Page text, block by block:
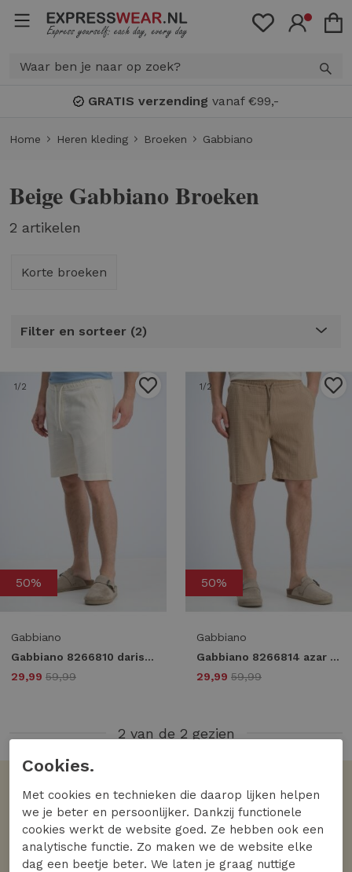
GRATIS verzending vanaf €99,-
Home Heren kleding Broeken Gabbiano
Beige Gabbiano Broeken
2 artikelen
Korte broeken
Filter en sorteer 2
1/2
50%
Gabbiano
Gabbiano 8266810 daris Korte broeken 989 dune sand
29,99 59,99
1/2
50%
Gabbiano
Gabbiano 8266814 azar Korte broeken 994 almond
29,99 59,99
2 van de 2 gezien
Volgens jullie
De favoriete merken
Bekijk alle merken
Cookies.
Met cookies en technieken die daarop lijken helpen
we je beter en persoonlijker. Dankzij functionele
cookies werkt de website goed. Ze hebben ook een
analytische functie. Zo maken we de website elke
dag een beetje beter. We laten je graag nuttige